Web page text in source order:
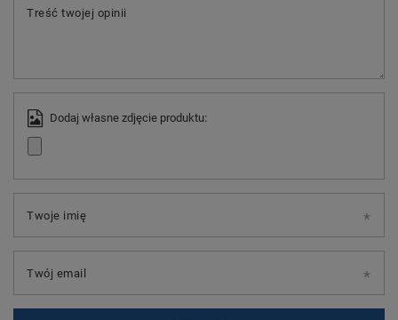
Treść twojej opinii
Dodaj własne zdjęcie produktu:
Twoje imię
Twój email